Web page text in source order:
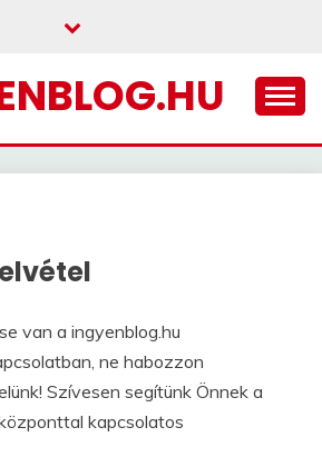
van a ingyenblog.hu
ne habozzon
Szívesen segítünk Önnek a
kapcsolatos